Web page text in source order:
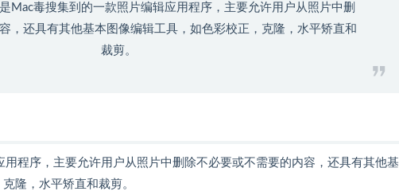
是Mac毒搜集到的一款照片编辑应用程序，主要允许用户从照片中删
，还具有其他基本图像编辑工具，如色彩校正，克隆，水平矫直和
裁剪。
用程序，主要允许用户从照片中删除不必要或不需要的内容，还具有其他基
隆，水平矫直和裁剪。